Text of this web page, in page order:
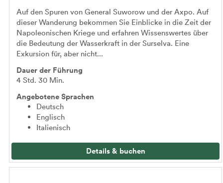
Auf den Spuren von General Suworow und der Axpo. Auf
dieser Wanderung bekommen Sie Einblicke in die Zeit der
Napoleonischen Kriege und erfahren Wissenswertes über
die Bedeutung der Wasserkraft in der Surselva. Eine
Exkursion für, aber nicht...
Dauer der Führung
4 Std. 30 Min.
Angebotene Sprachen
Deutsch
Englisch
Italienisch
Details & buchen